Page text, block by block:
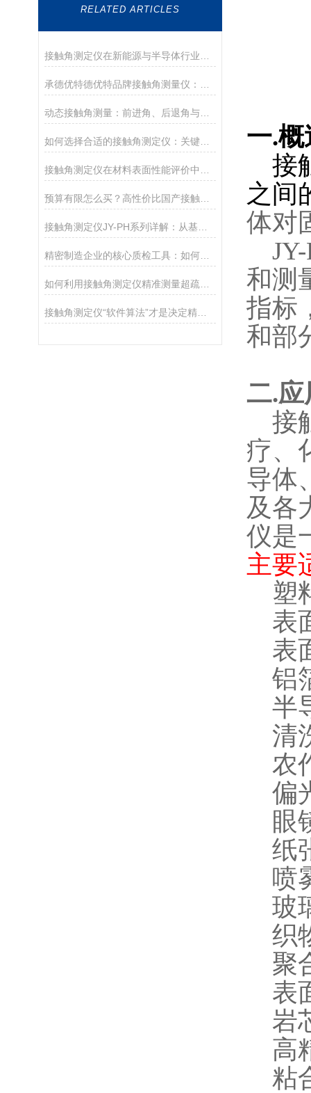
RELATED ARTICLES
动态接触角测量：前进角、后退角与滚动角分析
如何选择合适的接触角测定仪：关键参数与配置解读
精密制造企业的核心质检工具：如何通过接触角控制产品质量
如何利用接触角测定仪精准测量超疏水材料（>150°）
接触角测定仪“软件算法”才是决定精度的灵魂
一.概
接
之间
体对
和测
指标
和部
二.应
接
疗、
导体
及各
仪是
主要
塑
表
表
铝
半
清
农
偏
眼
纸
喷
玻
织
聚
表
岩
高
粘